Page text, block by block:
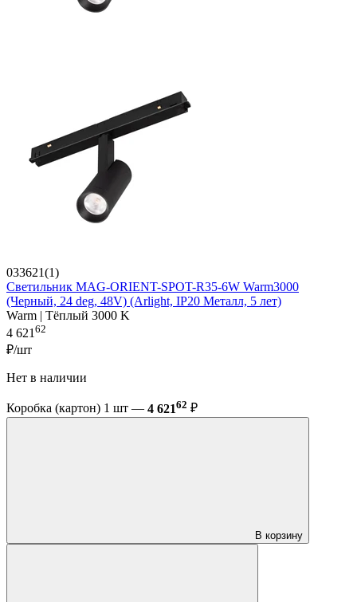
033621(1)
Светильник MAG-ORIENT-SPOT-R35-6W Warm3000
(Черный, 24 deg, 48V) (Arlight, IP20 Металл, 5 лет)
Warm | Тёплый 3000 K
4 62162
₽/шт
Нет в наличии
Коробка (картон) 1 шт — 4 62162 ₽
В корзину